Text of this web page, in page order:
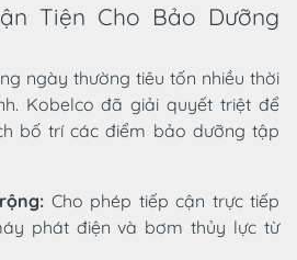
Tiện Cho Bảo Dưỡng
ngày thường tiêu tốn nhiều thời
Kobelco đã giải quyết triệt để
bố trí các điểm bảo dưỡng tập
Cho phép tiếp cận trực tiếp
phát điện và bơm thủy lực từ